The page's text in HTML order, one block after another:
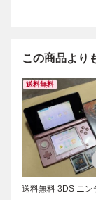
この商品より
送料無料
送料無料 3DS ニン